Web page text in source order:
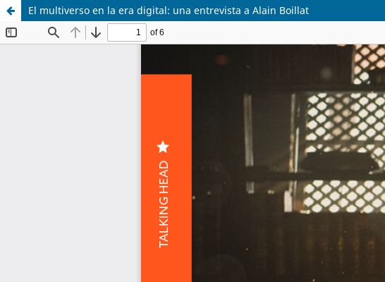
El multiverso en la era digital: una entrevista a Alain Boillat